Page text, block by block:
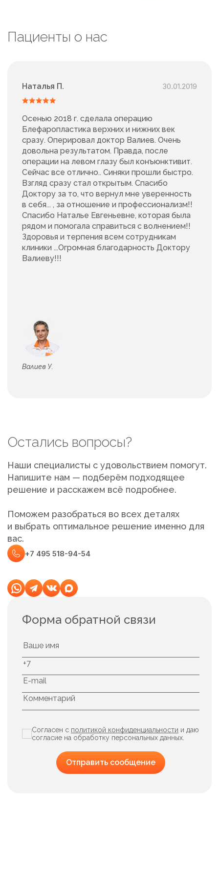
Пациенты о нас
Наталья П. 30.01.2019
Осенью 2018 г. сделала операцию
Блефаропластика верхних и нижних век
сразу. Оперировал доктор Валиев. Очень
довольна результатом. Правда, после
операции на левом глазу был конъюнктивит.
Сейчас все отлично.. Синяки прошли быстро.
Взгляд сразу стал открытым. Спасибо
Доктору за то, что вернул мне уверенность
в себя... , за отношение и профессионализм!!
Спасибо Наталье Евгеньевне, которая была
рядом и помогала справиться с волнением!!
Здоровья и терпения всем сотрудникам
клиники ...Огромная благодарность Доктору
Валиеву!!!
Валиев У.
Остались вопросы?
Наши специалисты с удовольствием помогут.
Напишите нам — подберём подходящее
решение и расскажем всё подробнее.
Поможем разобраться во всех деталях
и выбрать оптимальное решение именно для
вас.
+7 495 518-94-54
Форма обратной связи
Согласен с политикой конфиденциальности и даю
согласие на обработку персональных данных.
Отправить сообщение